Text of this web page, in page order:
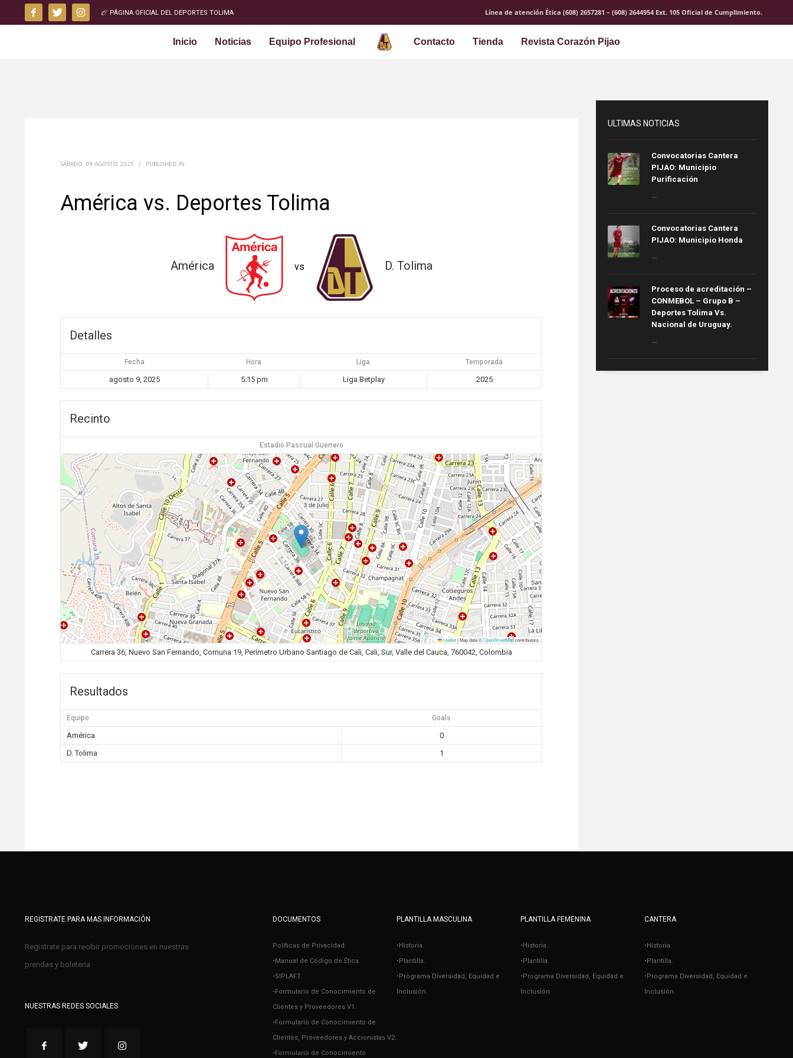
PÁGINA OFICIAL DEL DEPORTES TOLIMA Línea de atención Ética (608) 2657281 – (608) 2644954 Ext. 105 Oficial de Cumplimiento.
Inicio Noticias Equipo Profesional Contacto Tienda Revista Corazón Pijao
SÁBADO, 09 AGOSTO 2025 / PUBLISHED IN
América vs. Deportes Tolima
América vs D. Tolima
Detalles
Fecha Hora Liga Temporada
agosto 9, 2025 5:15 pm Liga Betplay 2025
Recinto
Estadio Pascual Guerrero
Leaflet|Map data ©OpenStreetMapcontributors
Carrera 36, Nuevo San Fernando, Comuna 19, Perímetro Urbano Santiago de Cali, Cali, Sur, Valle del Cauca, 760042, Colombia
Resultados
Equipo Goals
América
0
D. Tolima
1
ULTIMAS NOTICIAS
Convocatorias Cantera
PIJAO: Municipio
Purificación
...
Convocatorias Cantera
PIJAO: Municipio Honda
...
Proceso de acreditación –
CONMEBOL – Grupo B –
Deportes Tolima Vs.
Nacional de Uruguay.
...
REGISTRATE PARA MAS INFORMACIÓN
Registrate para recibir promociones en nuestras
prendas y boleteria
NUESTRAS REDES SOCIALES
DOCUMENTOS
Políticas de Privacidad
•Manual de Código de Ética.
•SIPLAFT.
•Formulario de Conocimiento de
Clientes y Proveedores V1.
•Formulario de Conocimiento de
Clientes, Proveedores y Accionistas V2.
•Formulario de Conocimiento
PLANTILLA MASCULINA
•Historia.
•Plantilla.
•Programa Diversidad, Equidad e
Inclusión.
PLANTILLA FEMENINA
•Historia.
•Plantilla.
•Programa Diversidad, Equidad e
Inclusión.
CANTERA
•Historia.
•Plantilla.
•Programa Diversidad, Equidad e
Inclusión.